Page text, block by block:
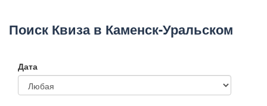
Поиск Квиза в Каменск-Уральском
Дата